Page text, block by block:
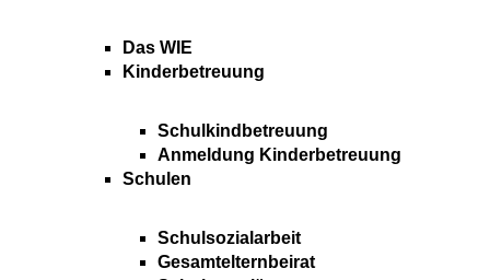
Das WIE
Kinderbetreuung
Schulkindbetreuung
Anmeldung Kinderbetreuung
Schulen
Schulsozialarbeit
Gesamtelternbeirat